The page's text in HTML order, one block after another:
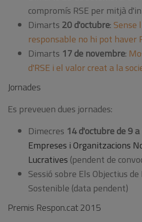
compromís RSE per mitjà
Dimarts 20 d'octubre: Sense
responsable no hi pot haver
Dimarts 17 de novembre:
d'RSE i el valor creat a la
Jornades
Es preveuen dues jornades:
Dimecres 14 d'octubre de 9
Empreses i Organitzacions
Lucratives (pendent de
Sessió sobre Els Objectius
Sostenible (data pendent)
Premis Respon.cat 2015